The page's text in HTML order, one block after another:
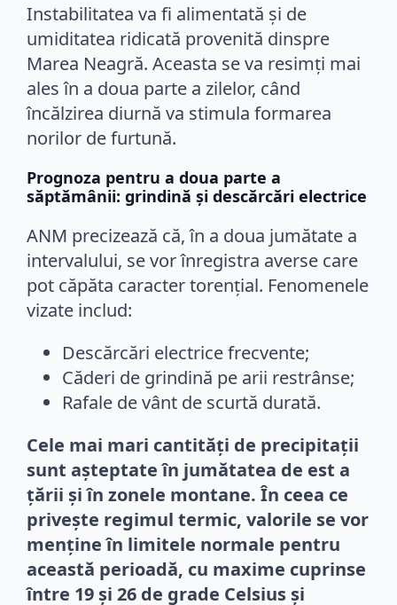
Instabilitatea va fi alimentată și de
umiditatea ridicată provenită dinspre
Marea Neagră. Aceasta se va resimți mai
ales în a doua parte a zilelor, când
încălzirea diurnă va stimula formarea
norilor de furtună.
Prognoza pentru a doua parte a
săptămânii: grindină și descărcări electrice
ANM precizează că, în a doua jumătate a
intervalului, se vor înregistra averse care
pot căpăta caracter torențial. Fenomenele
vizate includ:
Descărcări electrice frecvente;
Căderi de grindină pe arii restrânse;
Rafale de vânt de scurtă durată.
Cele mai mari cantități de precipitații
sunt așteptate în jumătatea de est a
țării și în zonele montane. În ceea ce
privește regimul termic, valorile se vor
menține în limitele normale pentru
această perioadă, cu maxime cuprinse
între 19 și 26 de grade Celsius și